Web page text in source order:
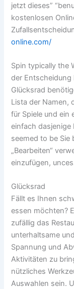
jetzt dieses”
kostenlosen
online.com/
Spin typically the
der Entscheidung
Glücksrad
Lista der Namen,
für Spiele und ein
einfach dasjenige
seemed to be Sie
„Bearbeiten“
einzufügen,
Glücksrad
Fällt es Ihnen
essen möchten?
zufällig das
unterhaltsame
Spannung und
Aktivitäten zu
nützliches
Auswahlen sein.